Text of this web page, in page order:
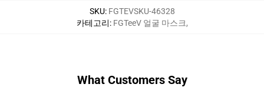
SKU: FGTEVSKU-46328
카테고리: FGTeeV 얼굴 마스크,
What Customers Say